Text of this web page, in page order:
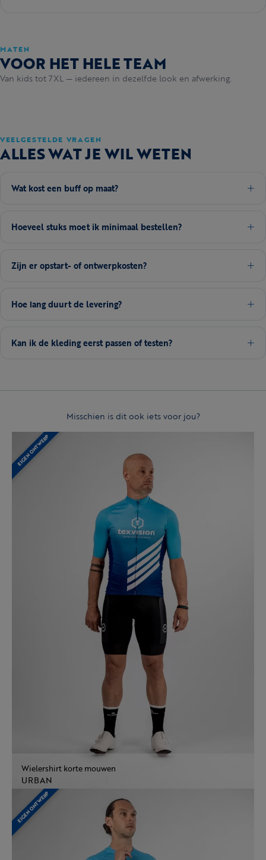
MATEN
VOOR HET HELE TEAM
Van kids tot 7XL — iedereen in dezelfde look en afwerking.
VEELGESTELDE VRAGEN
ALLES WAT JE WIL WETEN
Wat kost een buff op maat?
Hoeveel stuks moet ik minimaal bestellen?
Zijn er opstart- of ontwerpkosten?
Hoe lang duurt de levering?
Kan ik de kleding eerst passen of testen?
Misschien is dit ook iets voor jou?
EIGEN ONTWERP
Wielershirt korte mouwen
URBAN
EIGEN ONTWERP